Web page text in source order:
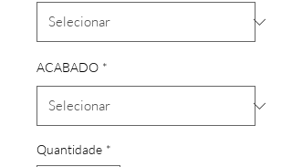
ACABADO *
Quantidade *